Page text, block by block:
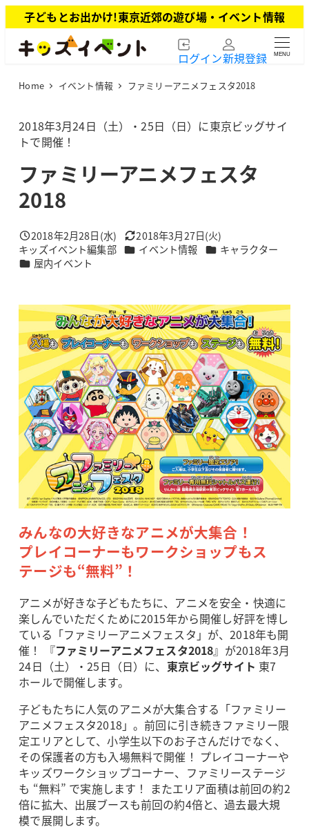
イ
子どもとお出かけ!東京近郊の遊び場・イベント情報
ログイン新規登録 MENU
Home イベント情報 ファミリーアニメフェスタ2018
2018年3月24日（土）・25日（日）に東京ビッグサイ
トで開催！
ファミリーアニメフェスタ
2018
投稿日
2018年2月28日(水) 更新日
2018年3月27日(火)
著
者
キッズイベント編集部 カテゴリー
イベント情報 カテゴリー
キャラクター
カテゴリー
屋内イベント
みんなの大好きなアニメが大集合！
プレイコーナーもワークショップもス
テージも“無料”！
アニメが好きな子どもたちに、アニメを安全・快適に
楽しんでいただくために2015年から開催し好評を博し
ている「ファミリーアニメフェスタ」が、2018年も開
催！ 『ファミリーアニメフェスタ2018』が2018年3月
24日（土）・25日（日）に、 東京ビッグサイト 東7
ホールで開催します。
子どもたちに人気のアニメが大集合する「ファミリー
アニメフェスタ2018」。前回に引き続きファミリー限
定エリアとして、小学生以下のお子さんだけでなく、
その保護者の方も入場無料で開催！ プレイコーナーや
キッズワークショップコーナー、ファミリーステージ
も “無料” で実施します！ またエリア面積は前回の約2
倍に拡大、出展ブースも前回の約4倍と、過去最大規
模で展開します。